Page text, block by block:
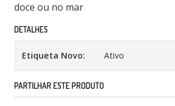
doce ou no mar
DETALHES
Etiqueta Novo: Ativo
PARTILHAR ESTE PRODUTO